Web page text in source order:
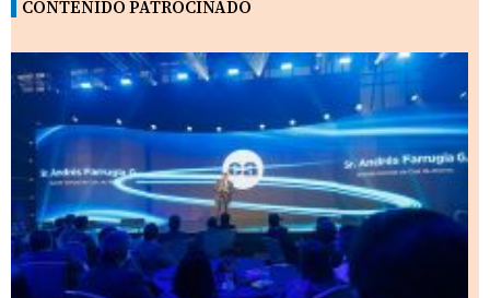
CONTENIDO PATROCINADO